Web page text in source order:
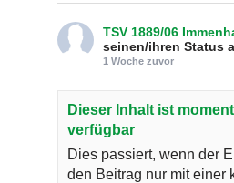
TSV 1889/06
seinen/ihren Status
1 Woche zuvor
Dieser Inhalt ist
verfügbar
Dies passiert, wenn der
den Beitrag nur mit einer